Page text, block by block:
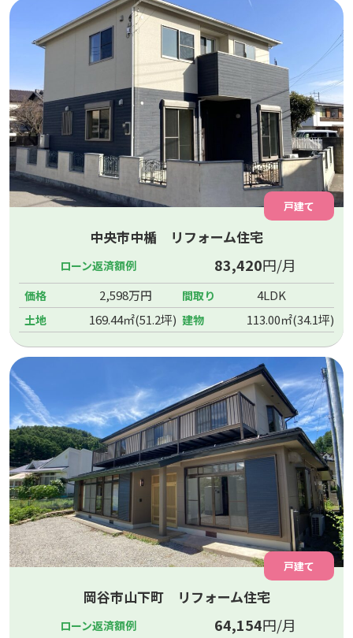
戸建て
中央市中楯 リフォーム住宅
ローン返済額例 83,420円/月
価格 2,598万円 間取り 4LDK
土地 169.44㎡(51.2坪) 建物 113.00㎡(34.1坪)
戸建て
岡谷市山下町 リフォーム住宅
ローン返済額例 64,154円/月